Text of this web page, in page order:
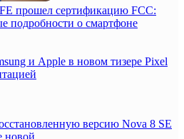
прошел сертификацию FCC:
подробности о смартфоне
и Apple в новом тизере Pixel
версию Nova 8 SE
новой